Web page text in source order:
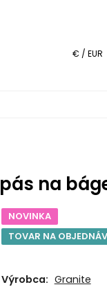
€ / EUR
pás na
NOVINKA
TOVAR NA
Výrobca: Granite